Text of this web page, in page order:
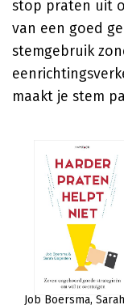
stop praten uit
van een goed
stemgebruik
maakt je stem
Job Boersma